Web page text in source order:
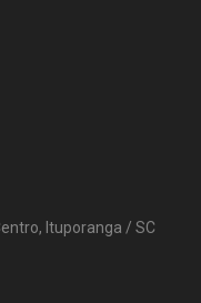
Ituporanga / SC